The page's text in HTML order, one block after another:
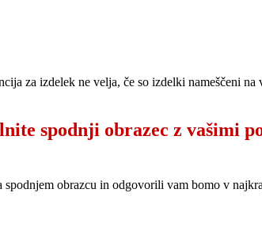
za izdelek ne velja, če so izdelki nameščeni
spodnji obrazec z vašimi
obrazcu in odgovorili vam bomo v